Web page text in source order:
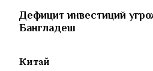
Дефицит инвестиций
Бангладеш
Китай